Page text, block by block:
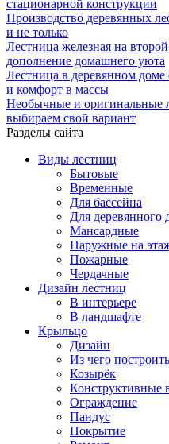
стационарной конструкции
Производство деревянных
и не только
Лестница железная на
дополнение домашнего уюта
Лестница в деревянном
и комфорт в массы
Необычные и оригинальные
выбираем свой вариант
Разделы сайта
Виды лестниц
Бытовые
Временные
Для бассейна
Для деревянного
Мансардные
Наружные на
Пожарные
Чердачные
Дизайн лестниц
В интерьере
В ландшафте
Крыльцо
Дизайн
Из чего построить
Козырёк
Конструктивные
Ограждение
Пандус
Покрытие